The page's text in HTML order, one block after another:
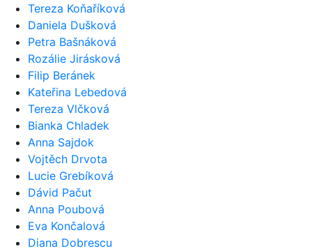
Tereza Koňaříková
Daniela Dušková
Petra Bašnáková
Rozálie Jirásková
Filip Beránek
Kateřina Lebedová
Tereza Vlčková
Bianka Chladek
Anna Sajdok
Vojtěch Drvota
Lucie Grebíková
Dávid Pačut
Anna Poubová
Eva Končalová
Diana Dobrescu